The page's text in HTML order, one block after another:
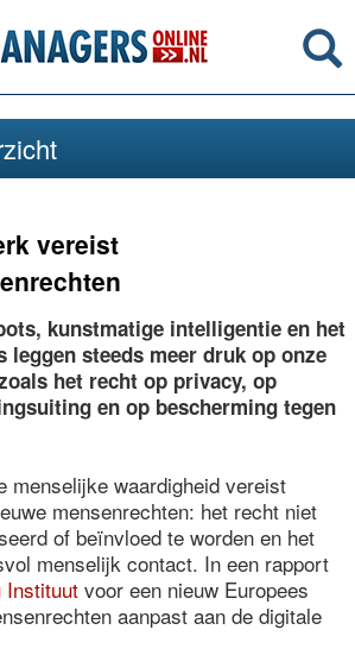
vereist
kunstmatige intelligentie en het
leggen steeds meer druk op onze
het recht op privacy, op
en op bescherming tegen
menselijke waardigheid vereist
mensenrechten: het recht niet
of beïnvloed te worden en het
menselijk contact. In een rapport
Instituut voor een nieuw Europees
aanpast aan de digitale